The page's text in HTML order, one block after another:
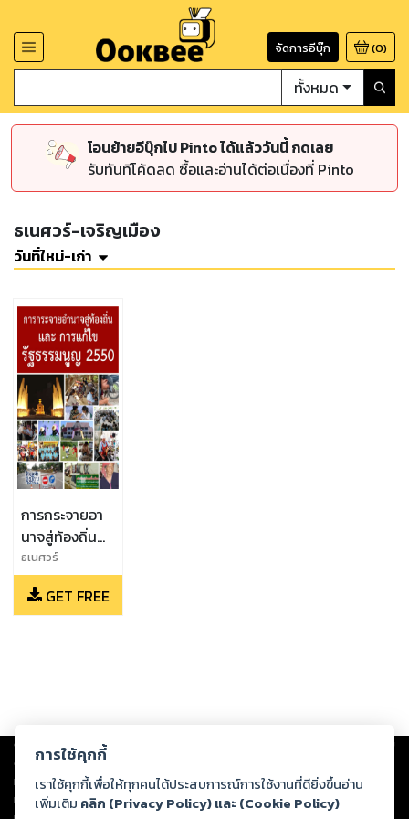
จัดการอีบุ๊ก (0)
ทั้งหมด
โอนย้ายอีบุ๊กไป Pinto ได้แล้ววันนี้ กดเลย
รับทันทีโค้ดลด ซื้อและอ่านได้ต่อเนื่องที่ Pinto
ธเนศวร์-เจริญเมือง
วันที่ใหม่-เก่า
การกระจายอา
นาจสู่ท้องถิ่น
และการแก้ไข
รัฐธรรมนูญ
2550
ธเนศวร์
เจริญเมือง,ณัฐกร
วิทิตานนท์
GET FREE
Copyright © 2026
ต่อผลงานหรือเนื้อหาใดที่อัปโหลดผ่านเว็บไซต์และปรากฏว่าละเมิดสิทธิใน
ทรัพย์สินทางปัญญาของบุคคลอื่นหรือขัดต่อกฎหมายและศีลธรรม ดังนั้น ผู้อ่าน
ทุกท่านโปรดใช้วิจารณญาณในการกลั่นกรองด้วยตนเอง และหากท่านพบว่าส่วน
การใช้คุกกี้
เราใช้คุกกี้เพื่อให้ทุกคนได้ประสบการณ์การใช้งานที่ดียิ่งขึ้นอ่าน
เพิ่มเติม คลิก (Privacy Policy) และ (Cookie Policy)